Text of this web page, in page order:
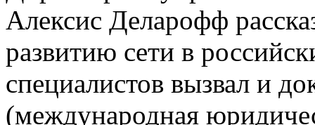
Алексис Деларофф
развитию сети в
специалистов вызвал и
(международная